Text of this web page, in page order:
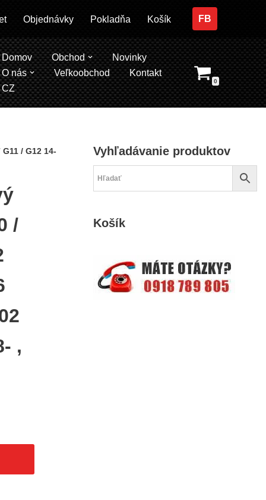
Objednávky Pokladňa Košík FB
Domov Obchod
Novinky
O nás
Veľkoobchod
Kontakt
CZ
0
/ G12 14- , 2 G42 21- , 4 G22 / G23 19- , 6 G32 16- , X3 G01
/
,
Vyhľadávanie produktov
Košík